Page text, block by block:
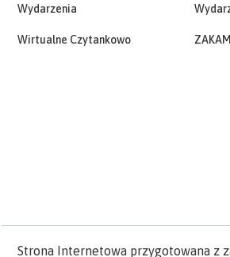
Wydarzenia
Wirtualne Czytankowo
Strona Internetowa przygotowana z